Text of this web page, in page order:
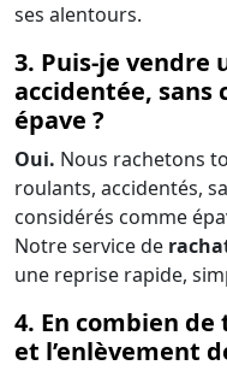
ses alentours.
3. Puis-je vendre
accidentée, sans
épave ?
Oui. Nous rachetons
roulants, accidentés,
considérés comme
Notre service de
une reprise rapide,
4. En combien
et l’enlèvement